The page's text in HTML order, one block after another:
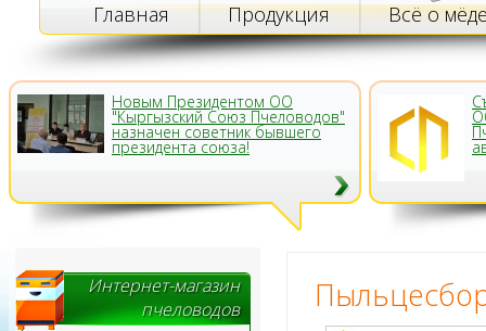
Главная Продукция Всё о
Новым Президентом ОО
"Кыргызский Союз Пчеловодов"
назначен советник бывшего
президента союза!
Интернет-магазин
пчеловодов